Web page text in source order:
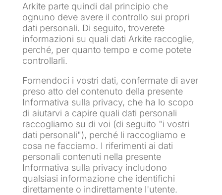
Arkite parte quindi dal principio che
ognuno deve avere il controllo sui propri
dati personali. Di seguito, troverete
informazioni su quali dati Arkite raccoglie,
perché, per quanto tempo e come potete
controllarli.
Fornendoci i vostri dati, confermate di aver
preso atto del contenuto della presente
Informativa sulla privacy, che ha lo scopo
di aiutarvi a capire quali dati personali
raccogliamo su di voi (di seguito "i vostri
dati personali"), perché li raccogliamo e
cosa ne facciamo. I riferimenti ai dati
personali contenuti nella presente
Informativa sulla privacy includono
qualsiasi informazione che identifichi
direttamente o indirettamente l'utente.